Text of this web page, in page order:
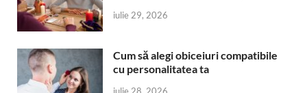
iulie 29, 2026
Cum să alegi obiceiuri compatibile
cu personalitatea ta